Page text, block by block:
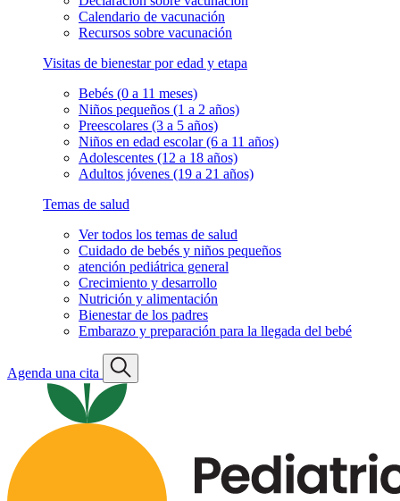
Calendario de vacunación
Recursos sobre vacunación
Visitas de bienestar por edad y etapa
Bebés (0 a 11 meses)
Niños pequeños (1 a 2 años)
Preescolares (3 a 5 años)
Niños en edad escolar (6 a 11 años)
Adolescentes (12 a 18 años)
Adultos jóvenes (19 a 21 años)
Temas de salud
Ver todos los temas de salud
Cuidado de bebés y niños pequeños
atención pediátrica general
Crecimiento y desarrollo
Nutrición y alimentación
Bienestar de los padres
Embarazo y preparación para la llegada del bebé
Agenda una cita